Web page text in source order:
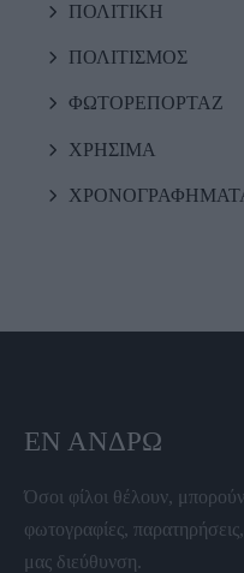
ΠΟΛΙΤΙΚΗ
ΠΟΛΙΤΙΣΜΟΣ
ΦΩΤΟΡΕΠΟΡΤΑΖ
ΧΡΗΣΙΜΑ
ΕΝ ΆΝΔΡΩ
Όσοι φίλοι θέλουν,
φωτογραφίες,
μας διεύθυνση.